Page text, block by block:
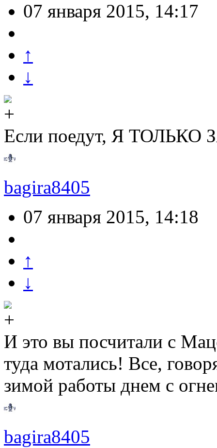
07 января 2015, 14:17
↑
↓
Если поедут, Я ТОЛЬКО
bagira8405
07 января 2015, 14:18
↑
↓
И это вы посчитали с
туда мотались! Все,
зимой работы днем с
bagira8405